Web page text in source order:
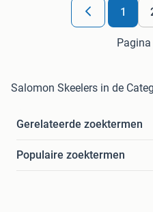
1
Salomon Skeelers in de
Gerelateerde zoektermen
Populaire zoektermen